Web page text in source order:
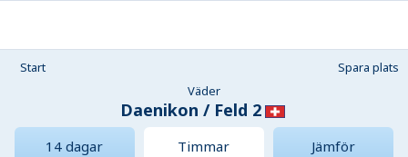
Start
Spara plats
Väder
Daenikon / Feld 2
14 dagar Timmar
Jämför